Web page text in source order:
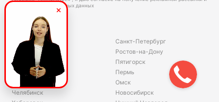
обработку персональных данных
Склады
Владивосток
Екатеринбург
Красноярск
Волгоград
Челябинск
Санкт-Петербург
Ростов-на-Дону
Пятигорск
Пермь
Омск
Новосибирск